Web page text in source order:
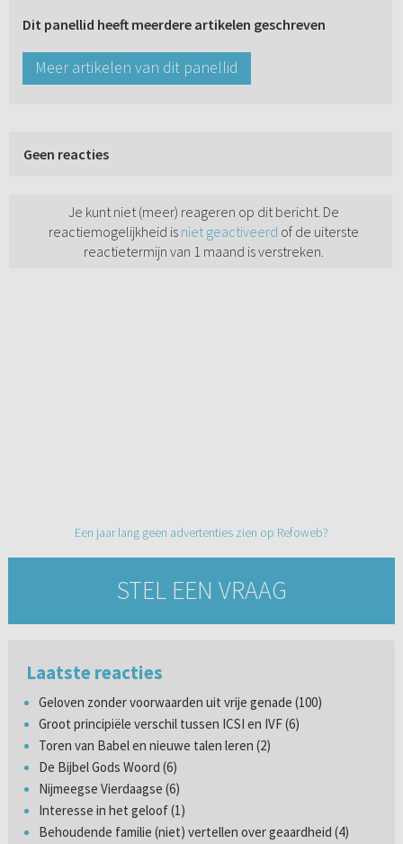
Dit panellid heeft meerdere artikelen geschreven
Meer artikelen van dit panellid
Geen reacties
Je kunt niet (meer) reageren op dit bericht. De
reactiemogelijkheid is niet geactiveerd of de uiterste
reactietermijn van 1 maand is verstreken.
Een jaar lang geen advertenties zien op Refoweb?
STEL EEN VRAAG
Laatste reacties
Geloven zonder voorwaarden uit vrije genade (100)
Groot principiële verschil tussen ICSI en IVF (6)
Toren van Babel en nieuwe talen leren (2)
De Bijbel Gods Woord (6)
Nijmeegse Vierdaagse (6)
Interesse in het geloof (1)
Behoudende familie (niet) vertellen over geaardheid (4)